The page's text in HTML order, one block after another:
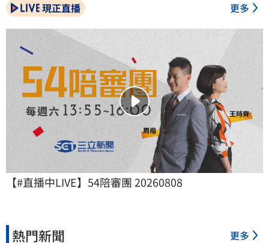
現正直播 更多
【#直播中LIVE】54陪審團 20260808
熱門新聞 更多